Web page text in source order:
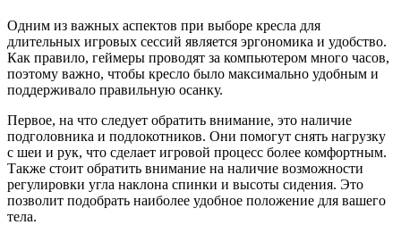
Одним из важных аспектов при выборе кресла для
длительных игровых сессий является эргономика и удобство.
Как правило, геймеры проводят за компьютером много часов,
поэтому важно, чтобы кресло было максимально удобным и
поддерживало правильную осанку.
Первое, на что следует обратить внимание, это наличие
подголовника и подлокотников. Они помогут снять нагрузку
с шеи и рук, что сделает игровой процесс более комфортным.
Также стоит обратить внимание на наличие возможности
регулировки угла наклона спинки и высоты сидения. Это
позволит подобрать наиболее удобное положение для вашего
тела.